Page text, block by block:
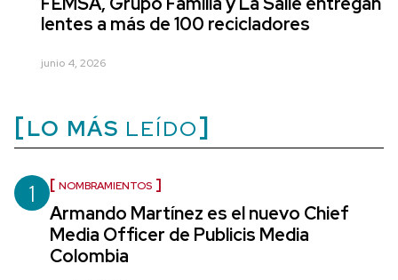
lentes a más de 100 recicladores
junio 4, 2026
LO MÁS LEÍDO
1 NOMBRAMIENTOS
Armando Martínez es el nuevo Chief
Media Officer de Publicis Media
Colombia